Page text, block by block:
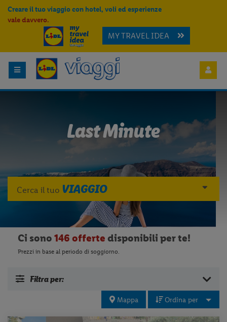
Creare il tuo viaggio con hotel, voli ed esperienze
vale davvero.
MY TRAVEL IDEA
Last Minute
Cerca il tuo VIAGGIO
Ci sono146 offerte disponibili per te!
Prezzi in base al periodo di soggiorno.
Filtra per:
Mappa Ordina per